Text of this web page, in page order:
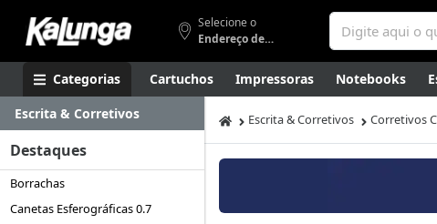
Selecione o
Endereço de entrega
Categorias Cartuchos Impressoras Notebooks
Apresentação Smartphones Artes Gamers Higiene
Escrita & Corretivos
Destaques
Borrachas
Canetas Esferográficas 0.7
Escrita & Corretivos Corretivos